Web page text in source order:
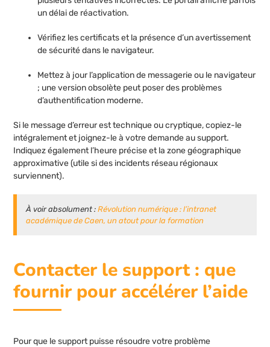
un délai de réactivation.
Vérifiez les certificats et la présence d’un avertissement
de sécurité dans le navigateur.
Mettez à jour l’application de messagerie ou le navigateur
; une version obsolète peut poser des problèmes
d’authentification moderne.
Si le message d’erreur est technique ou cryptique, copiez-le
intégralement et joignez-le à votre demande au support.
Indiquez également l’heure précise et la zone géographique
approximative (utile si des incidents réseau régionaux
surviennent).
À voir absolument :Révolution numérique : l’intranet
académique de Caen, un atout pour la formation
Contacter le support : que
fournir pour accélérer l’aide
Pour que le support puisse résoudre votre problème